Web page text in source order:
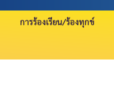
การร้องเรียน/ร้องทุกข์